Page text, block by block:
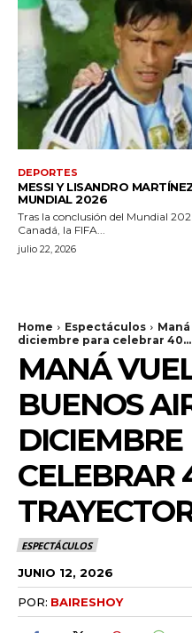
DEPORTES
MESSI Y LISANDRO
MUNDIAL 2026
Tras la conclusión del Mundial
Canadá, la FIFA...
julio 22, 2026